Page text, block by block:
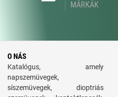
MÁRKÁK
O NÁS
Katalógus, amely
napszemüvegek,
síszemüvegek, dioptriás